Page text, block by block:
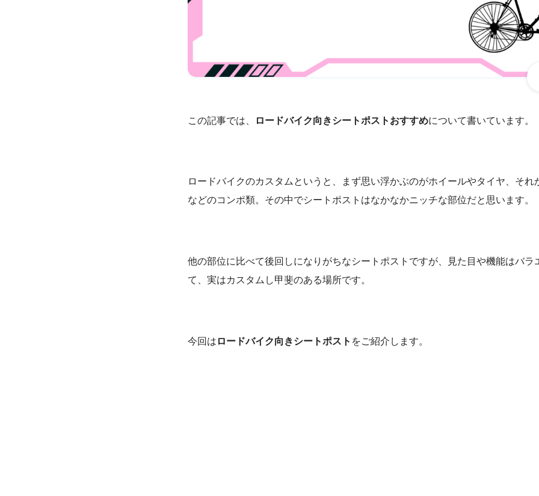
この記事では、 ロードバイク向きシートポストおすすめについて書いています。
ロードバイクのカスタムというと、まず思い浮かぶのがホイールやタイヤ、それ
などのコンポ類。その中でシートポストはなかなかニッチな部位だと思います。
他の部位に比べて後回しになりがちなシートポストですが、見た目や機能はバラ
て、実はカスタムし甲斐のある場所です。
今回は ロードバイク向きシートポスト をご紹介します。